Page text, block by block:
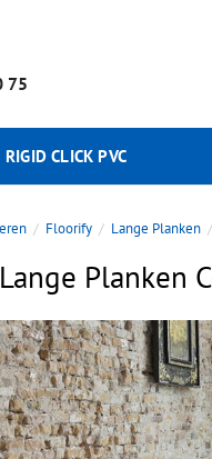
75
RIGID CLICK PVC
Floorify Lange Planken
Planken